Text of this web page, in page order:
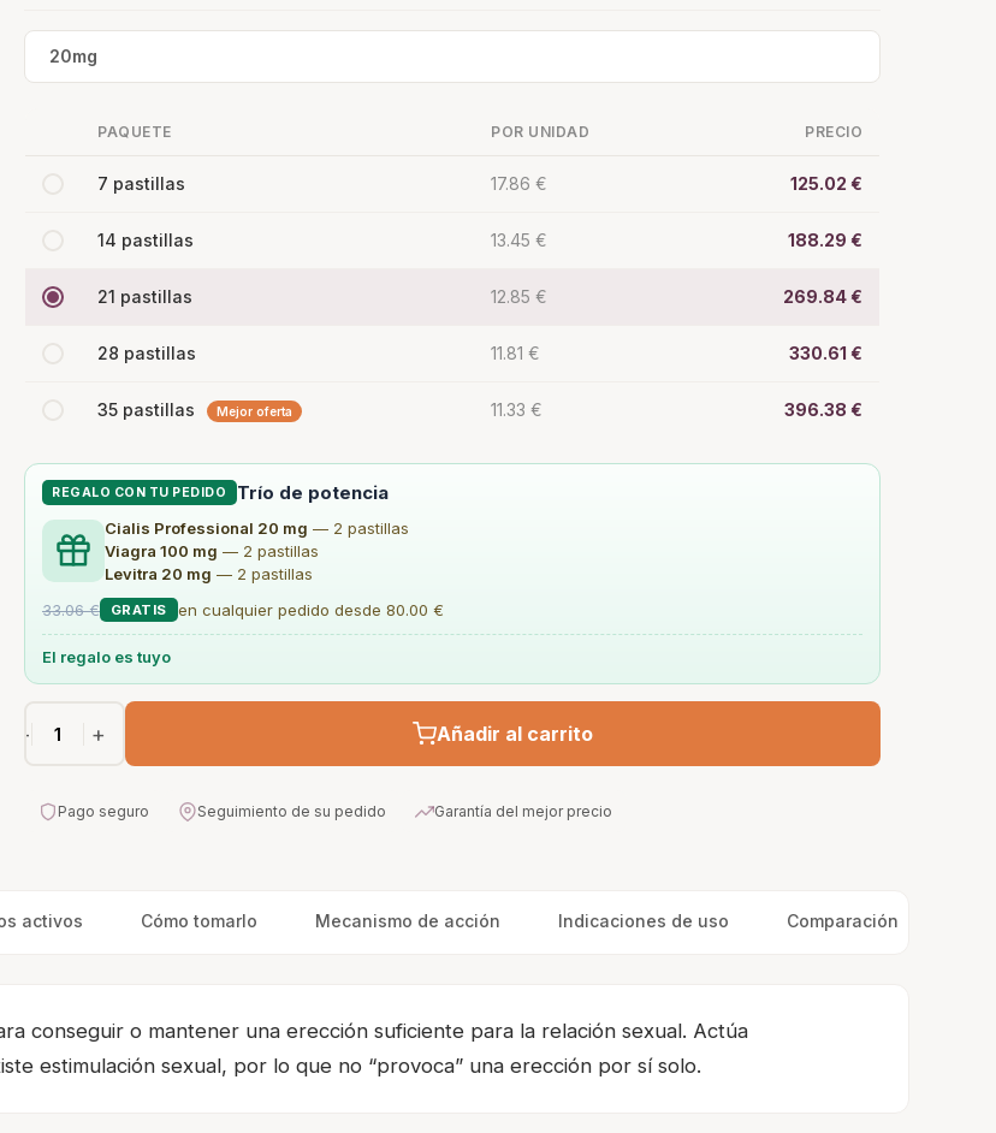
20mg
PAQUETE POR UNIDAD PRECIO
7 pastillas 17.86 € 125.02 €
14 pastillas 13.45 € 188.29 €
21 pastillas 12.85 € 269.84 €
28 pastillas 11.81 € 330.61 €
35 pastillas Mejor oferta 11.33 € 396.38 €
REGALO CON TU PEDIDO Trío de potencia
Cialis Professional 20 mg — 2 pastillas
Viagra 100 mg — 2 pastillas
Levitra 20 mg — 2 pastillas
33.06 €
GRATIS en cualquier pedido desde 80.00 €
El regalo es tuyo
− + Añadir al carrito
Pago seguro Seguimiento de su pedido Garantía del mejor precio
activos Cómo tomarlo Mecanismo de acción Indicaciones de uso Comparación
conseguir o mantener una erección suficiente para la relación sexual. Actúa
estimulación sexual, por lo que no “provoca” una erección por sí solo.